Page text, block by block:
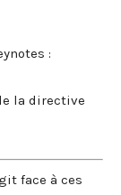
:
la directive
face à ces